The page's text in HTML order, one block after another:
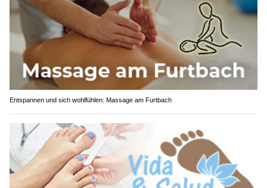
Entspannen und sich wohlfühlen: Massage am Furtbach